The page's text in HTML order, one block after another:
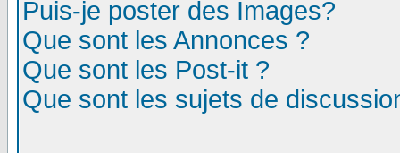
Puis-je poster des Images?
Que sont les Annonces ?
Que sont les Post-it ?
Que sont les sujets de